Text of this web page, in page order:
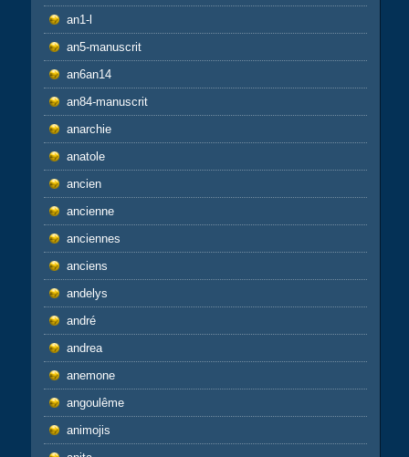
an1-l
an5-manuscrit
an6an14
an84-manuscrit
anarchie
anatole
ancien
ancienne
anciennes
anciens
andelys
andré
andrea
anemone
angoulême
animojis